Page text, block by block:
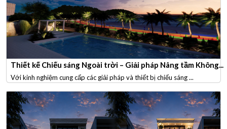
Thiết kế Chiếu sáng Ngoài trời – Giải pháp Nâng tầm Không...
Với kinh nghiệm cung cấp các giải pháp và thiết bị chiếu sáng ...